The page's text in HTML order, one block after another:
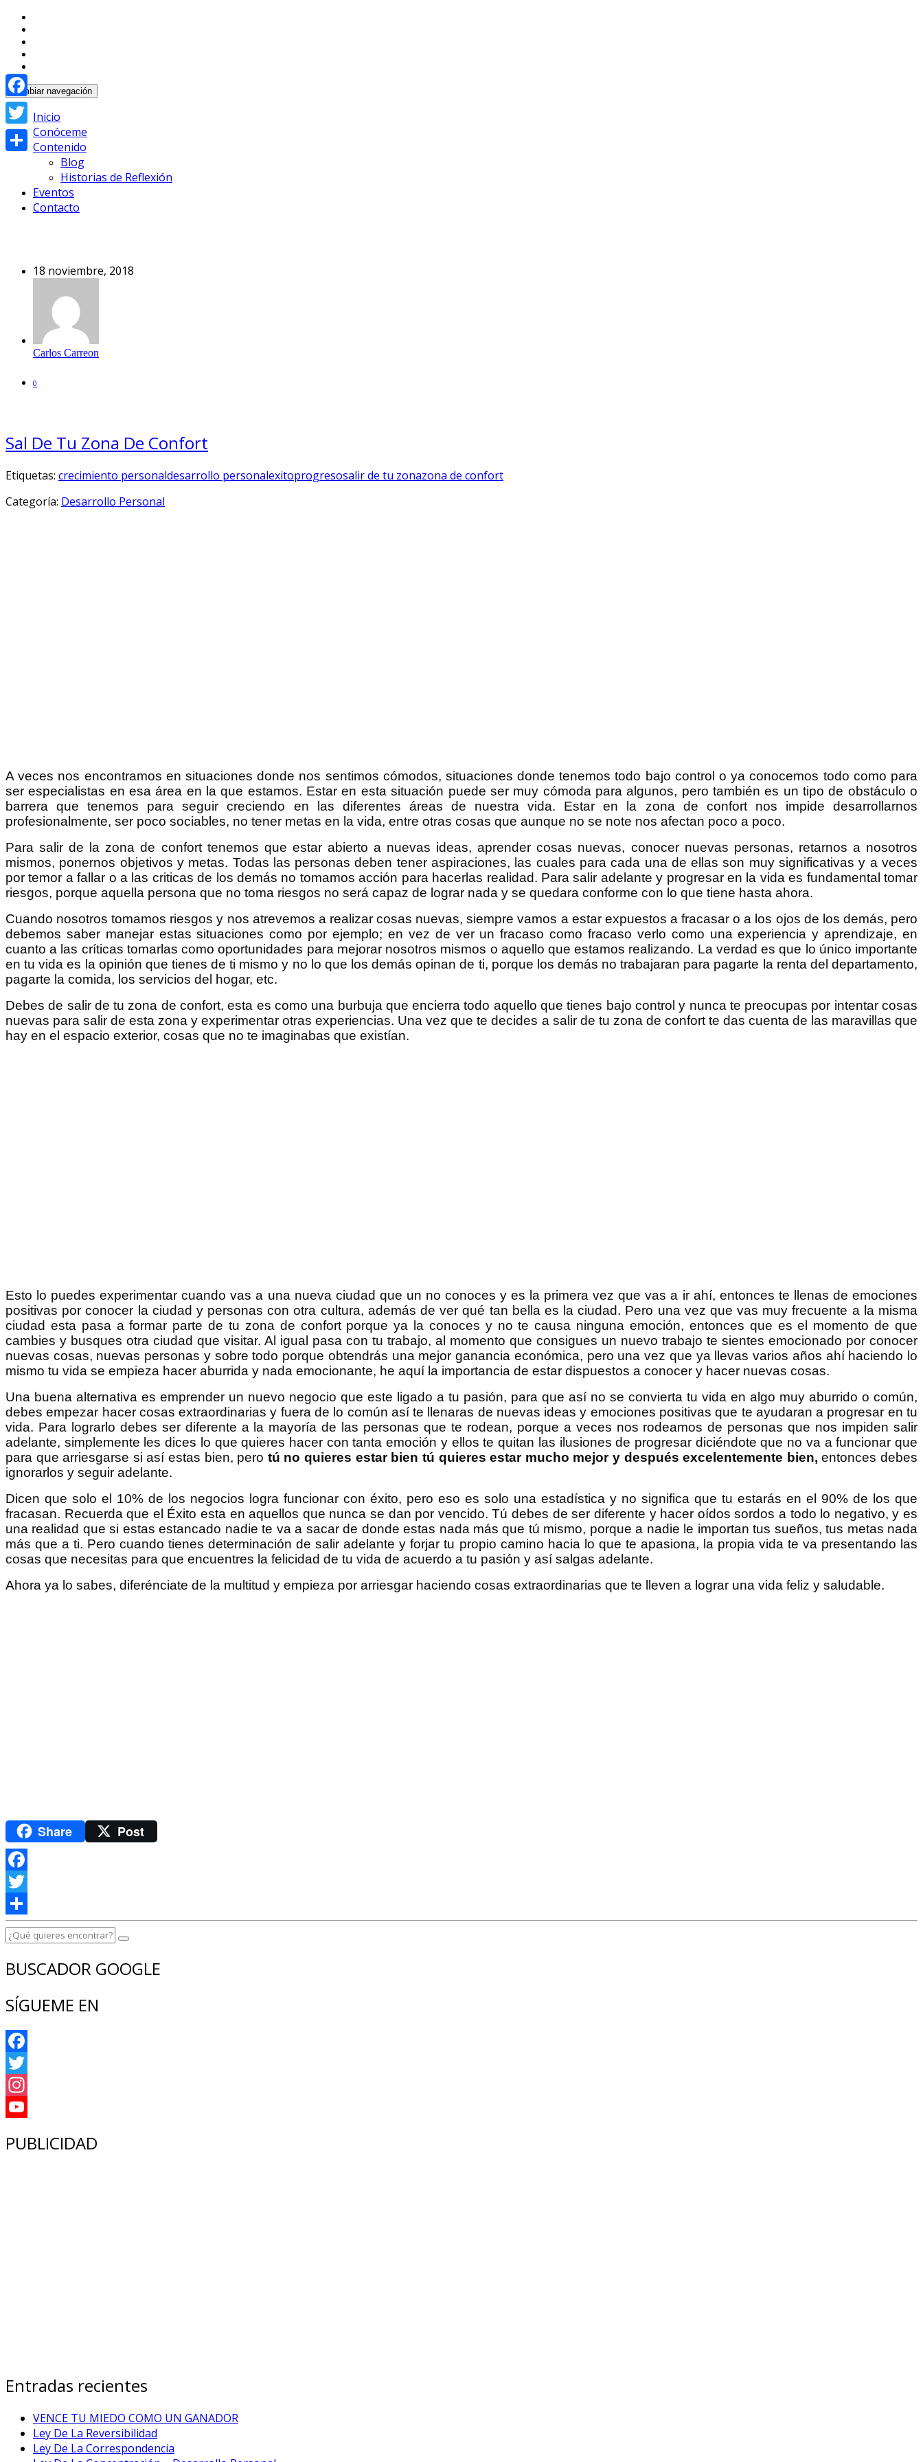
Carlos Carreon
Domina Tu Mente
Cambiar navegación
Inicio
Conóceme
Contenido
Blog
Historias de Reflexión
Eventos
Contacto
18 noviembre, 2018
Carlos Carreon
0
Sal De Tu Zona De Confort
Etiquetas: crecimiento personaldesarrollo personalexitoprogresosalir de tu zonazona de confort
Categoría: Desarrollo Personal
A veces nos encontramos en situaciones donde nos sentimos cómodos, situaciones donde tenemos todo bajo control o ya conocemos todo como para
ser especialistas en esa área en la que estamos. Estar en esta situación puede ser muy cómoda para algunos, pero también es un tipo de obstáculo o
barrera que tenemos para seguir creciendo en las diferentes áreas de nuestra vida. Estar en la zona de confort nos impide desarrollarnos
profesionalmente, ser poco sociables, no tener metas en la vida, entre otras cosas que aunque no se note nos afectan poco a poco.
Para salir de la zona de confort tenemos que estar abierto a nuevas ideas, aprender cosas nuevas, conocer nuevas personas, retarnos a nosotros
mismos, ponernos objetivos y metas. Todas las personas deben tener aspiraciones, las cuales para cada una de ellas son muy significativas y a veces
por temor a fallar o a las criticas de los demás no tomamos acción para hacerlas realidad. Para salir adelante y progresar en la vida es fundamental tomar
riesgos, porque aquella persona que no toma riesgos no será capaz de lograr nada y se quedara conforme con lo que tiene hasta ahora.
Cuando nosotros tomamos riesgos y nos atrevemos a realizar cosas nuevas, siempre vamos a estar expuestos a fracasar o a los ojos de los demás, pero
debemos saber manejar estas situaciones como por ejemplo; en vez de ver un fracaso como fracaso verlo como una experiencia y aprendizaje, en
cuanto a las críticas tomarlas como oportunidades para mejorar nosotros mismos o aquello que estamos realizando. La verdad es que lo único importante
en tu vida es la opinión que tienes de ti mismo y no lo que los demás opinan de ti, porque los demás no trabajaran para pagarte la renta del departamento,
pagarte la comida, los servicios del hogar, etc.
Debes de salir de tu zona de confort, esta es como una burbuja que encierra todo aquello que tienes bajo control y nunca te preocupas por intentar cosas
nuevas para salir de esta zona y experimentar otras experiencias. Una vez que te decides a salir de tu zona de confort te das cuenta de las maravillas que
hay en el espacio exterior, cosas que no te imaginabas que existían.
Esto lo puedes experimentar cuando vas a una nueva ciudad que un no conoces y es la primera vez que vas a ir ahí, entonces te llenas de emociones
positivas por conocer la ciudad y personas con otra cultura, además de ver qué tan bella es la ciudad. Pero una vez que vas muy frecuente a la misma
ciudad esta pasa a formar parte de tu zona de confort porque ya la conoces y no te causa ninguna emoción, entonces que es el momento de que
cambies y busques otra ciudad que visitar. Al igual pasa con tu trabajo, al momento que consigues un nuevo trabajo te sientes emocionado por conocer
nuevas cosas, nuevas personas y sobre todo porque obtendrás una mejor ganancia económica, pero una vez que ya llevas varios años ahí haciendo lo
mismo tu vida se empieza hacer aburrida y nada emocionante, he aquí la importancia de estar dispuestos a conocer y hacer nuevas cosas.
Una buena alternativa es emprender un nuevo negocio que este ligado a tu pasión, para que así no se convierta tu vida en algo muy aburrido o común,
debes empezar hacer cosas extraordinarias y fuera de lo común así te llenaras de nuevas ideas y emociones positivas que te ayudaran a progresar en tu
vida. Para lograrlo debes ser diferente a la mayoría de las personas que te rodean, porque a veces nos rodeamos de personas que nos impiden salir
adelante, simplemente les dices lo que quieres hacer con tanta emoción y ellos te quitan las ilusiones de progresar diciéndote que no va a funcionar que
para que arriesgarse si así estas bien, pero tú no quieres estar bien tú quieres estar mucho mejor y después excelentemente bien,entonces debes
ignorarlos y seguir adelante.
Dicen que solo el 10% de los negocios logra funcionar con éxito, pero eso es solo una estadística y no significa que tu estarás en el 90% de los que
fracasan. Recuerda que el Éxito esta en aquellos que nunca se dan por vencido. Tú debes de ser diferente y hacer oídos sordos a todo lo negativo, y es
una realidad que si estas estancado nadie te va a sacar de donde estas nada más que tú mismo, porque a nadie le importan tus sueños, tus metas nada
más que a ti. Pero cuando tienes determinación de salir adelante y forjar tu propio camino hacia lo que te apasiona, la propia vida te va presentando las
cosas que necesitas para que encuentres la felicidad de tu vida de acuerdo a tu pasión y así salgas adelante.
Ahora ya lo sabes, diferénciate de la multitud y empieza por arriesgar haciendo cosas extraordinarias que te lleven a lograr una vida feliz y saludable.
Share Post
Facebook
Twitter
Compartir
BUSCADOR GOOGLE
SÍGUEME EN
Facebook
Twitter
Instagram
Channel
PUBLICIDAD
Entradas recientes
VENCE TU MIEDO COMO UN GANADOR
Ley De La Reversibilidad
Ley De La Correspondencia
Facebook
Twitter
Compartir